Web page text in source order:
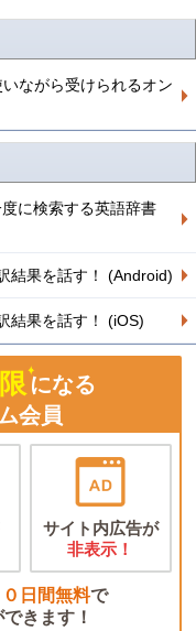
ながら受けられるオン
に検索する英語辞書
結果を話す！ (Android)
結果を話す！ (iOS)
になる
会員
サイト内広告が
非表示！
日間無料で
きます！